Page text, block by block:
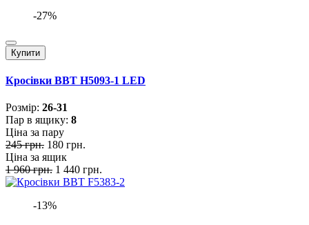
-27%
Купити
Кросівки BBT H5093-1 LED
Розмiр: 26-31
Пар в ящику: 8
Ціна за пару
245 грн. 180 грн.
Ціна за ящик
1 960 грн. 1 440 грн.
-13%